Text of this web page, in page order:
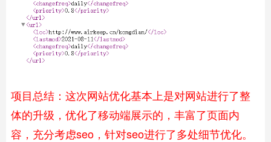
项目总结：这次网站优化基本上是对网站进行了整
体的升级，优化了移动端展示的，丰富了页面内
容，充分考虑seo，针对seo进行了多处细节优化。